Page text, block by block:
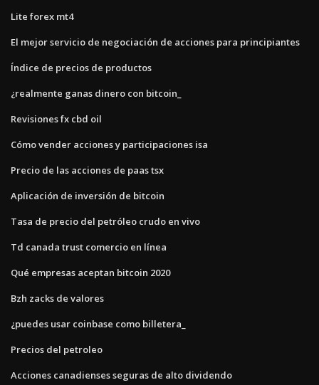
Lite forex mt4
El mejor servicio de negociación de acciones para principiantes
Índice de precios de productos
¿realmente ganas dinero con bitcoin_
Revisiones fx cbd oil
Cómo vender acciones y participaciones isa
Precio de las acciones de paas tsx
Aplicación de inversión de bitcoin
Tasa de precio del petróleo crudo en vivo
Td canada trust comercio en línea
Qué empresas aceptan bitcoin 2020
Bzh zacks de valores
¿puedes usar coinbase como billetera_
Precios del petroleo
Acciones canadienses seguras de alto dividendo